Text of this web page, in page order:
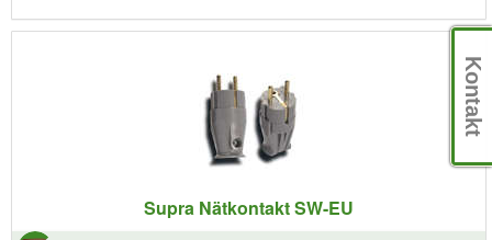
Supra Nätkontakt SW-EU
Kontakt